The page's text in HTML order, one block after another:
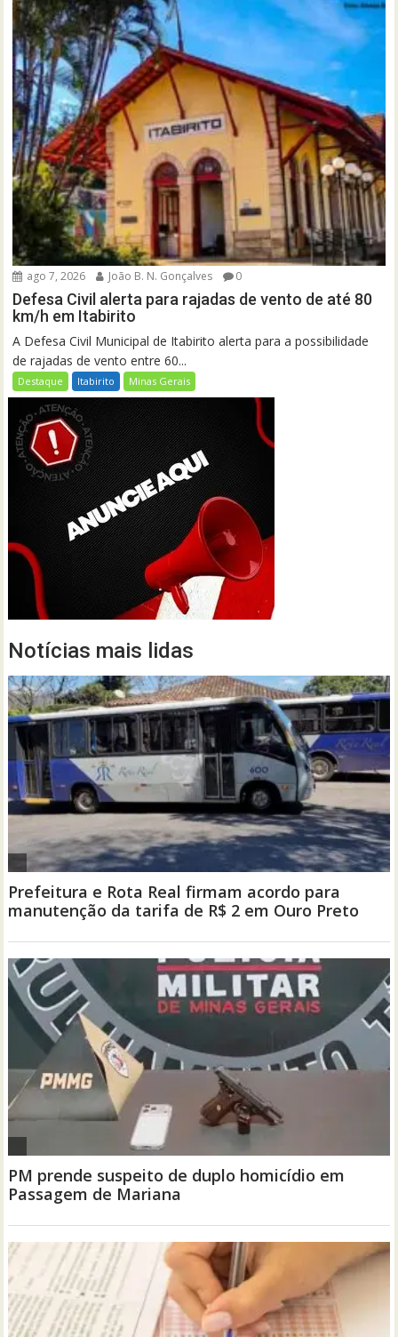
ago 7, 2026 João B. N. Gonçalves 0
Defesa Civil alerta para rajadas de vento de até 80
km/h em Itabirito
A Defesa Civil Municipal de Itabirito alerta para a possibilidade
de rajadas de vento entre 60...
Destaque Itabirito Minas Gerais
Notícias mais lidas